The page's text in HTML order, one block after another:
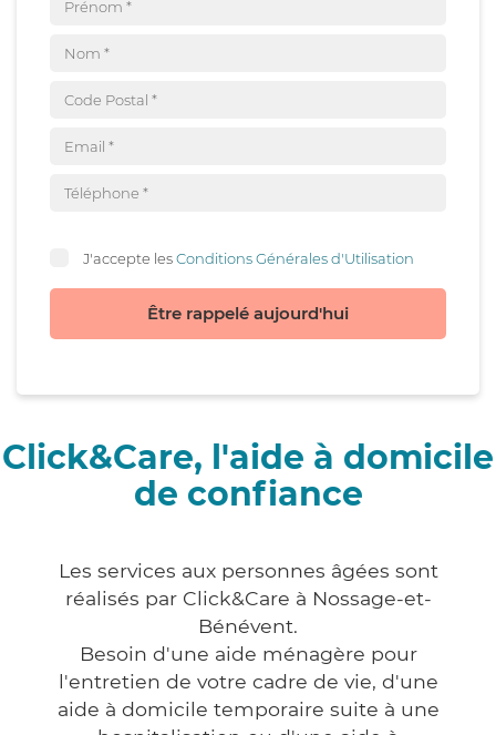
J'accepte lesConditions Générales d'Utilisation
Être rappelé aujourd'hui
Click&Care, l'aide à domicile
de confiance
Les services aux personnes âgées sont
réalisés par Click&Care à Nossage-et-
Bénévent.
Besoin d'une aide ménagère pour
l'entretien de votre cadre de vie, d'une
aide à domicile temporaire suite à une